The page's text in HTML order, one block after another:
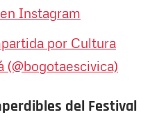
Instagram
por Cultura
(@bogotaescivica)
del Festival